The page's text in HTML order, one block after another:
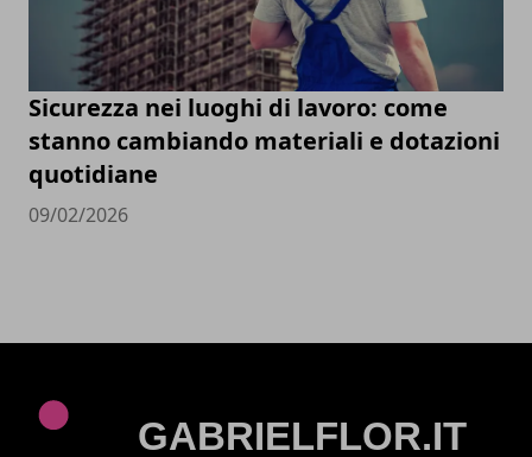
Sicurezza nei luoghi di lavoro: come
stanno cambiando materiali e dotazioni
quotidiane
09/02/2026